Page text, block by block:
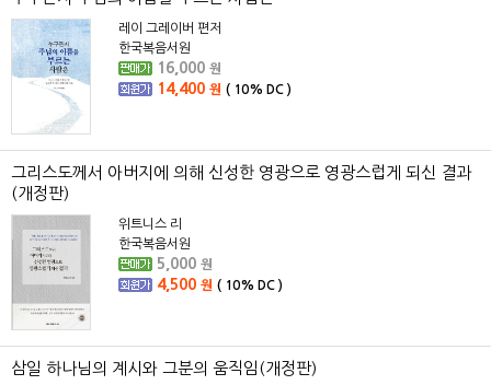
레이 그레이버 편저
한국복음서원
16,000 원
14,400 원 ( 10% DC )
그리스도께서 아버지에 의해 신성한 영광으로 영광스럽게 되신 결과
(개정판)
위트니스 리
한국복음서원
5,000 원
4,500 원 ( 10% DC )
삼일 하나님의 계시와 그분의 움직임(개정판)